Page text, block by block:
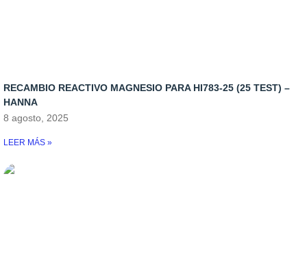
Iluminacion
Osmosis
Rellenadores
RECAMBIO REACTIVO MAGNESIO PARA HI783-25 (25 TEST) –
HANNA
8 agosto, 2025
LEER MÁS »